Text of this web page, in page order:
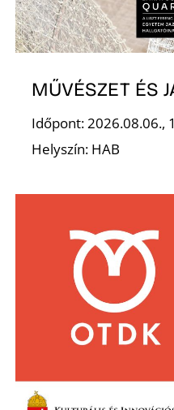
MŰVÉSZET ÉS
Időpont: 2026.08.06.,
Helyszín: HAB